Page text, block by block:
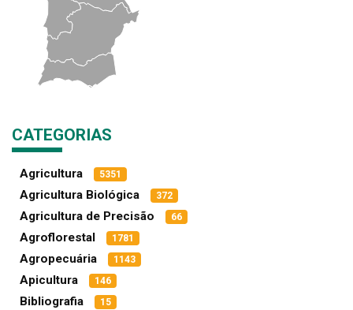
CATEGORIAS
Agricultura 5351
Agricultura Biológica 372
Agricultura de Precisão 66
Agroflorestal 1781
Agropecuária 1143
Apicultura 146
Bibliografia 15